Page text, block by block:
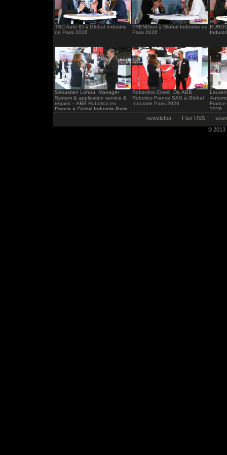
TSC Auto ID à Global Industrie
de Paris 2026
TRENDnet à Global Industrie de
Paris 2026
Sébastien Lohou, Manager
System & application service &
repairs – ABB Robotics en
France à Global Industrie Paris
Robertino Cinelli, Dir. ABB
Robotics France SAS à Global
Industrie Paris 2026
2026
newsletter Flux RSS
© 2013